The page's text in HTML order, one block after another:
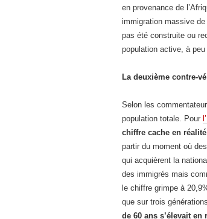
en provenance de
immigration massive de
pas été construite ou
population active, à
La deuxième contre-
Selon les
population totale. Pour
chiffre cache en
partir du moment où
qui acquièrent la
des immigrés mais
le chiffre grimpe à
que sur trois
de 60 ans s’élevait en